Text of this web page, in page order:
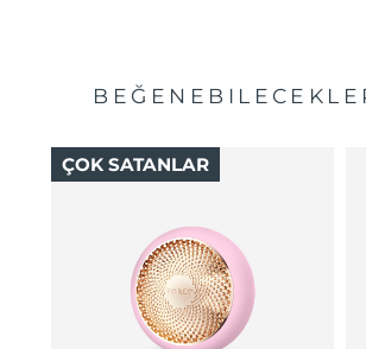
ÇOK SATANLAR